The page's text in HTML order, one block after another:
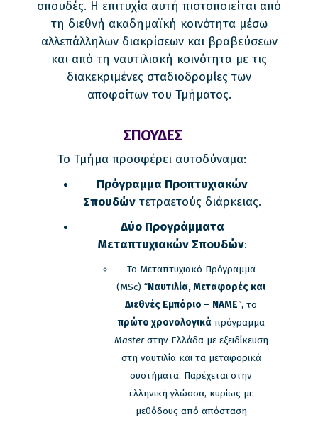
σπουδές. Η επιτυχία αυτή πιστοποιείται από
τη διεθνή ακαδημαϊκή κοινότητα μέσω
αλλεπάλληλων διακρίσεων και βραβεύσεων
και από τη ναυτιλιακή κοινότητα με τις
διακεκριμένες σταδιοδρομίες των
αποφοίτων του Τμήματος.
ΣΠΟΥΔΕΣ
Το Τμήμα προσφέρει αυτοδύναμα:
Πρόγραμμα Προπτυχιακών
Σπουδών τετραετούς διάρκειας.
Δύο Προγράμματα
Μεταπτυχιακών Σπουδών:
Το Μεταπτυχιακό Πρόγραμμα
(MSc) “Ναυτιλία, Μεταφορές και
Διεθνές Εμπόριο – ΝΑΜΕ”, το
πρώτο χρονολογικά πρόγραμμα
Masterστην Ελλάδα με εξειδίκευση
στη ναυτιλία και τα μεταφορικά
συστήματα. Παρέχεται στην
ελληνική γλώσσα, κυρίως με
μεθόδους από απόσταση